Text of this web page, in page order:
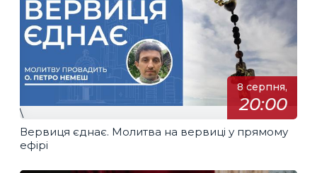
8 серпня,
20:00
\
Вервиця єднає. Молитва на вервиці у прямому
ефірі